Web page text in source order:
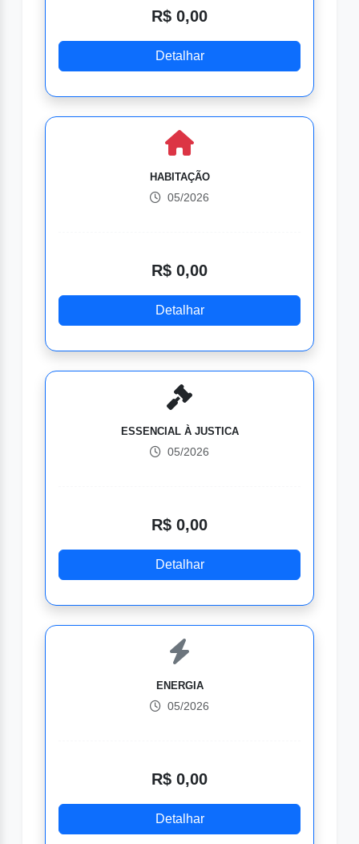
R$ 0,00
Detalhar
HABITAÇÃO
05/2026
R$ 0,00
Detalhar
ESSENCIAL À JUSTICA
05/2026
R$ 0,00
Detalhar
ENERGIA
05/2026
R$ 0,00
Detalhar